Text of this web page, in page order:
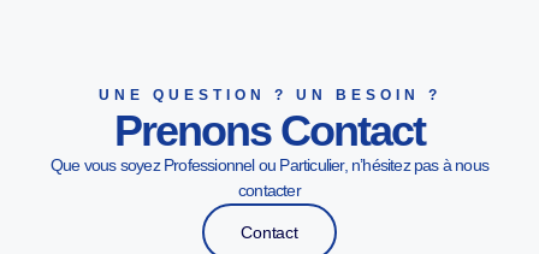
UNE QUESTION ? UN BESOIN ?
Prenons Contact
Que vous soyez Professionnel ou Particulier, n’hésitez pas à nous
contacter
Contact